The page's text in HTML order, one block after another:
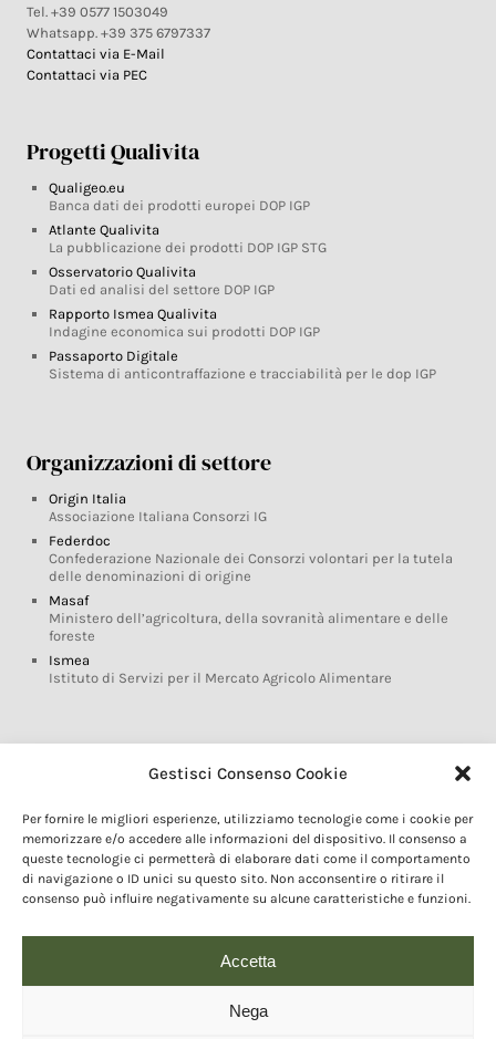
Gestisci Consenso Cookie
Per fornire le migliori esperienze, utilizziamo tecnologie come i cookie per
memorizzare e/o accedere alle informazioni del dispositivo. Il consenso a
queste tecnologie ci permetterà di elaborare dati come il comportamento
di navigazione o ID unici su questo sito. Non acconsentire o ritirare il
consenso può influire negativamente su alcune caratteristiche e funzioni.
Accetta
Nega
Tel. +39 0577 1503049
Whatsapp. +39 375 6797337
Contattaci via E-Mail
Contattaci via PEC
Progetti Qualivita
Qualigeo.eu
Banca dati dei prodotti europei DOP IGP
Atlante Qualivita
La pubblicazione dei prodotti DOP IGP STG
Osservatorio Qualivita
Dati ed analisi del settore DOP IGP
Rapporto Ismea Qualivita
Indagine economica sui prodotti DOP IGP
Passaporto Digitale
Sistema di anticontraffazione e tracciabilità per le dop IGP
Organizzazioni di settore
Origin Italia
Associazione Italiana Consorzi IG
Federdoc
Confederazione Nazionale dei Consorzi volontari per la tutela
delle denominazioni di origine
Masaf
Ministero dell’agricoltura, della sovranità alimentare e delle
foreste
Ismea
Istituto di Servizi per il Mercato Agricolo Alimentare
Glossario DOP IGP
Marchi DOP IGP
Normativa prodotti DOP IGP
Consorzi di Tutela
Farm To Fork e prodotti DOP IGP